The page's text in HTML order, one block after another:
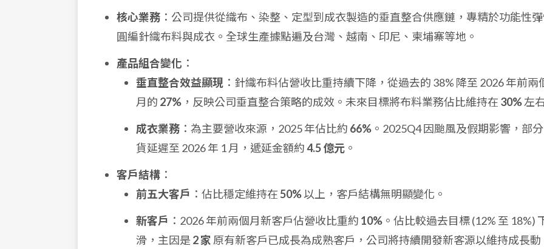
核心業務 ：公司提供從織布、染整、定型到成衣製造的垂直整合供應鏈，專精於功能性
圓編針織布料與成衣。全球生產據點遍及台灣、越南、印尼、柬埔寨等地。
產品組合變化 ：
垂直整合效益顯現 ：針織布料佔營收比重持續下降，從過去的 38% 降至 2026 年前兩
月的 27% ，反映公司垂直整合策略的成效。未來目標將布料業務佔比維持在 30%左
成衣業務 ：為主要營收來源，2025 年佔比約 66% 。2025Q4 因颱風及假期影響，部
貨延遲至 2026 年 1 月，遞延金額約4.5 億元 。
客戶結構 ：
前五大客戶 ：佔比穩定維持在50%以上，客戶結構無明顯變化。
新客戶 ：2026 年前兩個月新客戶佔營收比重約 10% 。佔比較過去目標 (12% 至 18%)
滑，主因是 2 家 原有新客戶已成長為成熟客戶，公司將持續開發新客源以維持成長動